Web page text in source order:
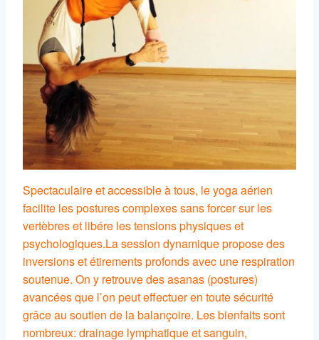
Spectaculaire et accessible à tous, le yoga aérien
facilite les postures complexes sans forcer sur les
vertèbres et libére les tensions physiques et
psychologiques.La session dynamique propose des
inversions et étirements profonds avec une respiration
soutenue. On y retrouve des asanas (postures)
avancées que l’on peut effectuer en toute sécurité
grâce au soutien de la balançoire. Les bienfaits sont
nombreux: drainage lymphatique et sanguin,